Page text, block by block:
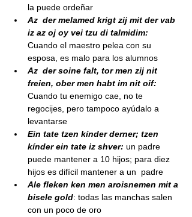
la puede ordeñar
Az  der melamed krigt zij mit der vab
iz az oj oy vei tzu di talmidim:
Cuando el maestro pelea con su
esposa, es malo para los alumnos
Az  der soine falt, tor men zij nit
freien, ober men habt im nit oif:
Cuando tu enemigo cae, no te
regocijes, pero tampoco ayúdalo a
levantarse
Ein tate tzen kínder derner; tzen
kínder ein tate iz shver: un padre
puede mantener a 10 hijos; para diez
hijos es difícil mantener a un  padre
Ale fleken ken men aroisnemen mit a
bisele gold: todas las manchas salen
con un poco de oro